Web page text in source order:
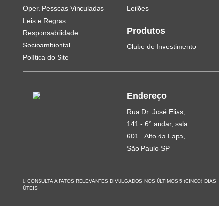
Oper. Pessoas Vinculadas
Leis e Regras
Responsabilidade
Socioambiental
Política do Site
Leilões
Produtos
Clube de Investimento
Endereço
Rua Dr. José Elias,
141 - 6° andar, sala
601 - Alto da Lapa,
São Paulo-SP
CONSULTA A FATOS RELEVANTES DIVULGADOS NOS ÚLTIMOS 5 (CINCO) DIAS
ÚTEIS